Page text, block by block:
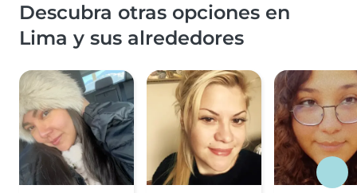
Descubra otras opciones en
Lima y sus alrededores